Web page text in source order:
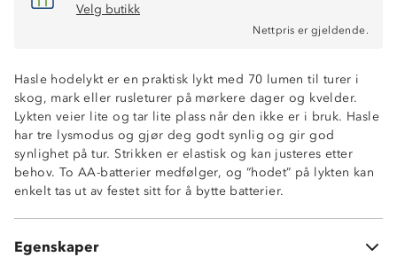
Velg butikk
Nettpris er gjeldende.
Hasle hodelykt er en praktisk lykt med 70 lumen til turer i
skog, mark eller rusleturer på mørkere dager og kvelder.
Lykten veier lite og tar lite plass når den ikke er i bruk. Hasle
har tre lysmodus og gjør deg godt synlig og gir god
synlighet på tur. Strikken er elastisk og kan justeres etter
behov. To AA-batterier medfølger, og “hodet” på lykten kan
enkelt tas ut av festet sitt for å bytte batterier.
Egenskaper
3 lysmodus: High, low og strobelys
IP-grad: IPX2
Laveste lysstyrke: 30 lumen